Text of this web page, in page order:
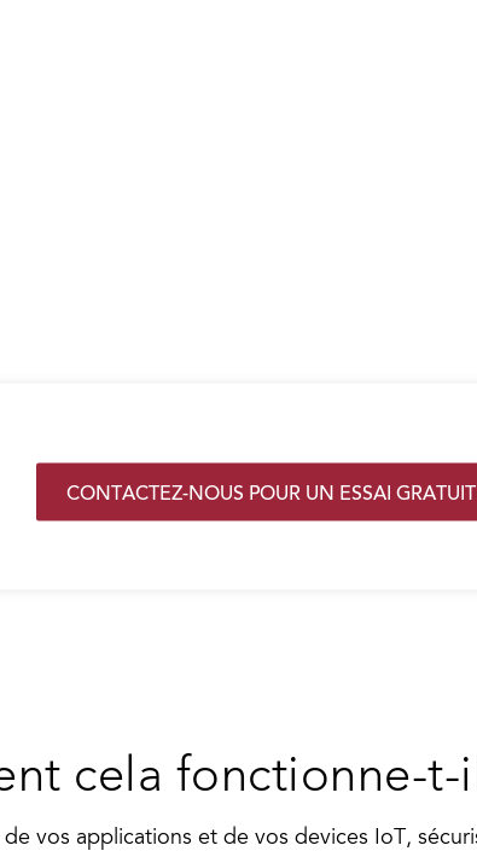
CONTACTEZ-NOUS POUR UN ESSAI GRATUIT
cela fonctionne-t-
vos applications et de vos devices IoT,